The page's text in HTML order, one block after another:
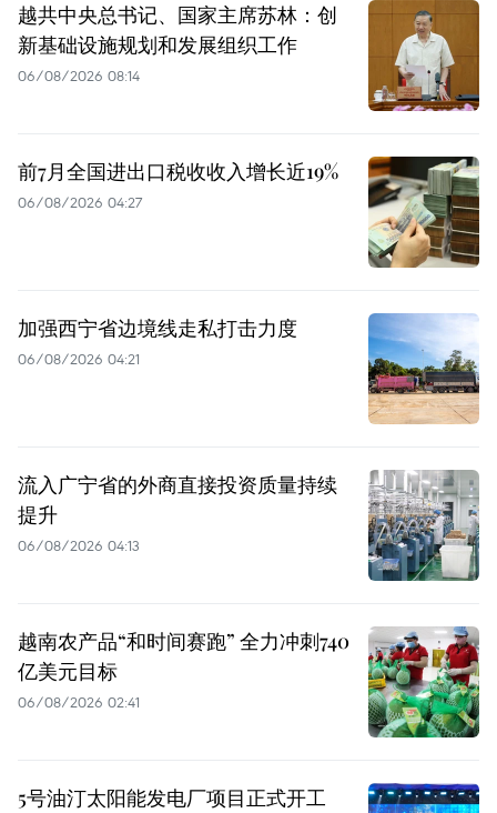
越共中央总书记、国家主席苏林：创
新基础设施规划和发展组织工作
06/08/2026 08:14
前7月全国进出口税收收入增长近19%
06/08/2026 04:27
加强西宁省边境线走私打击力度
06/08/2026 04:21
流入广宁省的外商直接投资质量持续
提升
06/08/2026 04:13
越南农产品“和时间赛跑” 全力冲刺740
亿美元目标
06/08/2026 02:41
5号油汀太阳能发电厂项目正式开工